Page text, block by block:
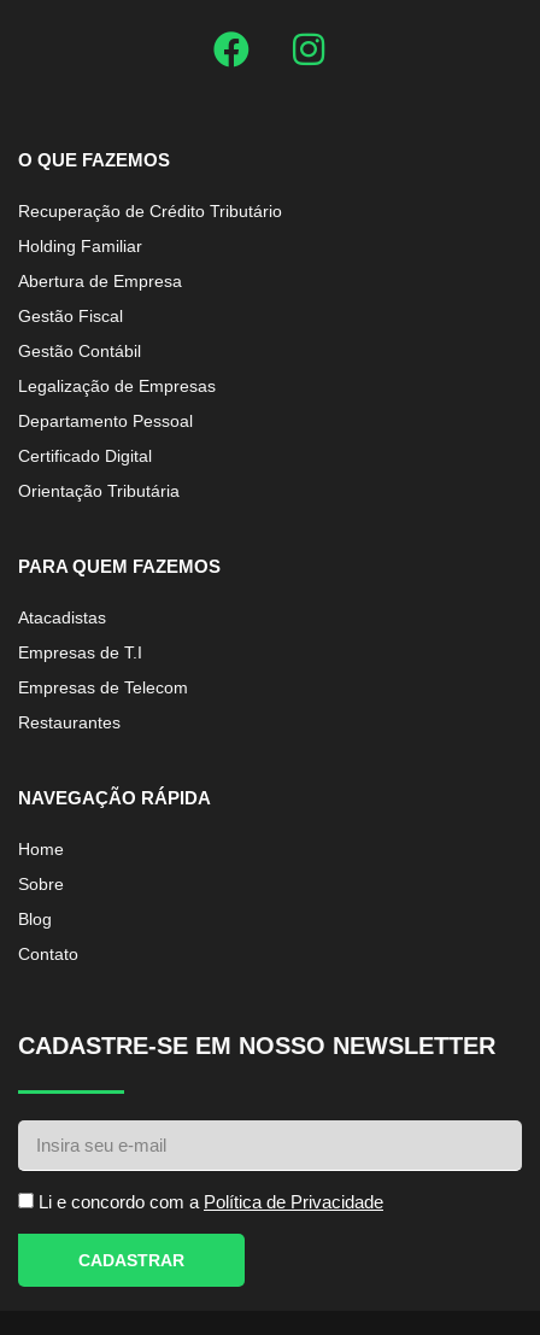
O QUE FAZEMOS
Recuperação de Crédito Tributário
Holding Familiar
Abertura de Empresa
Gestão Fiscal
Gestão Contábil
Legalização de Empresas
Departamento Pessoal
Certificado Digital
Orientação Tributária
PARA QUEM FAZEMOS
Atacadistas
Empresas de T.I
Empresas de Telecom
Restaurantes
NAVEGAÇÃO RÁPIDA
Home
Sobre
Blog
Contato
CADASTRE-SE EM NOSSO NEWSLETTER
Li e concordo com a Política de Privacidade
CADASTRAR